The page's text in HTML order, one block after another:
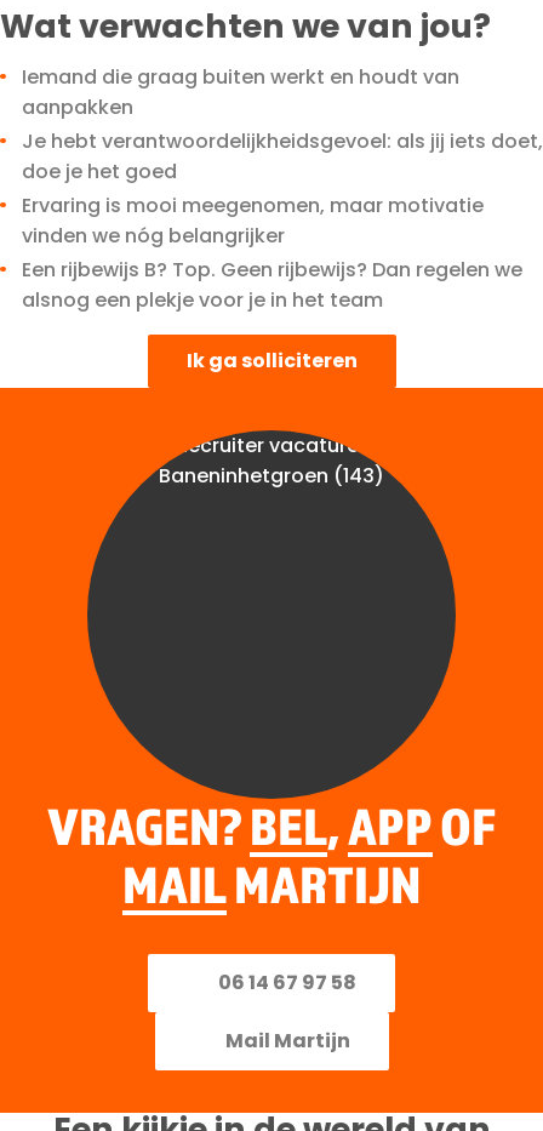
Wat verwachten we van jou?
Iemand die graag buiten werkt en houdt van
aanpakken
Je hebt verantwoordelijkheidsgevoel: als jij iets doet,
doe je het goed
Ervaring is mooi meegenomen, maar motivatie
vinden we nóg belangrijker
Een rijbewijs B? Top. Geen rijbewijs? Dan regelen we
alsnog een plekje voor je in het team
Ik ga solliciteren
VRAGEN?BEL,APPOF
MAILMARTIJN
06 14 67 97 58
Mail Martijn